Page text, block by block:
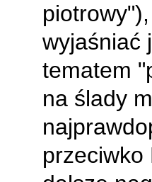
wyjaśniać
tematem
na ślady
przeciwko